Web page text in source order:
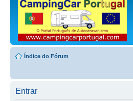
Índice do Fórum
Entrar